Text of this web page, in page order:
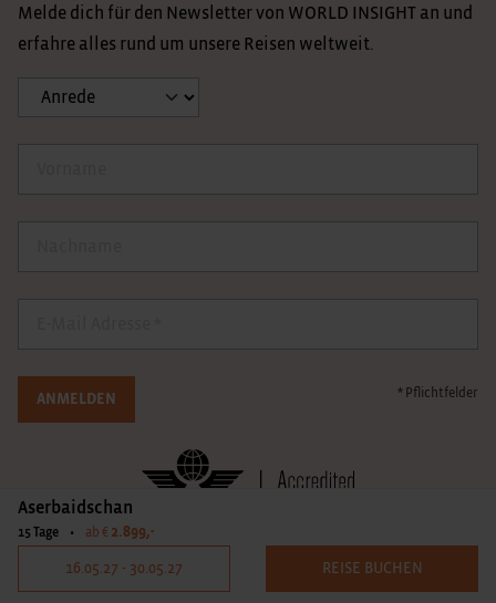
Aserbaidschan
15 Tage • ab € 2.899,-
16.05.27 - 30.05.27 REISE BUCHEN
Melde dich für den Newsletter von WORLD INSIGHT an und
erfahre alles rund um unsere Reisen weltweit.
Anrede
ANMELDEN * Pflichtfelder